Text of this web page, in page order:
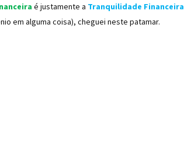
é justamente a Tranquilidade Financeira
em alguma coisa), cheguei neste patamar.